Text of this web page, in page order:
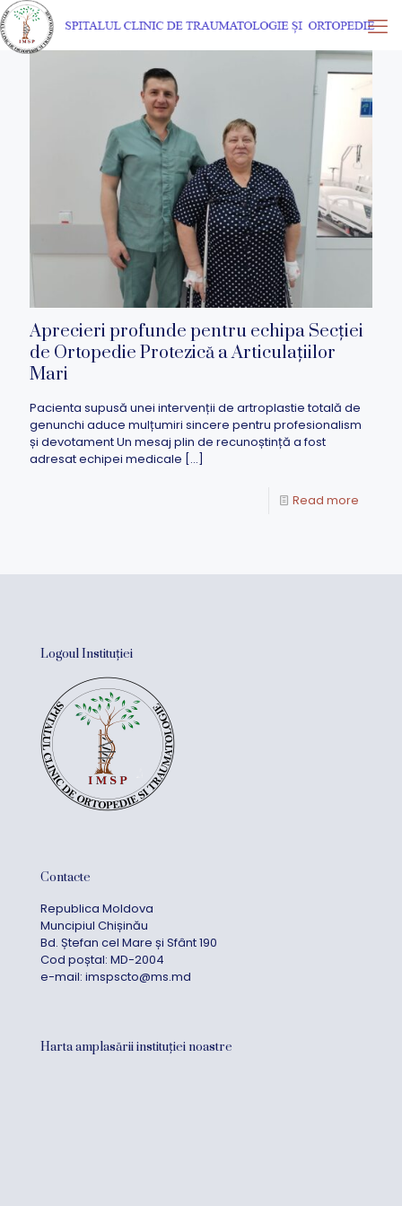
Aprecieri profunde pentru echipa Secției
de Ortopedie Protezică a Articulațiilor
Mari
Pacienta supusă unei intervenții de artroplastie totală de
genunchi aduce mulțumiri sincere pentru profesionalism
și devotament Un mesaj plin de recunoștință a fost
adresat echipei medicale […]
Read more
Logoul Instituției
Contacte
Republica Moldova
Muncipiul Chișinău
Bd. Ștefan cel Mare și Sfânt 190
Cod poștal: MD-2004
e-mail: imspscto@ms.md
Harta amplasării instituției noastre